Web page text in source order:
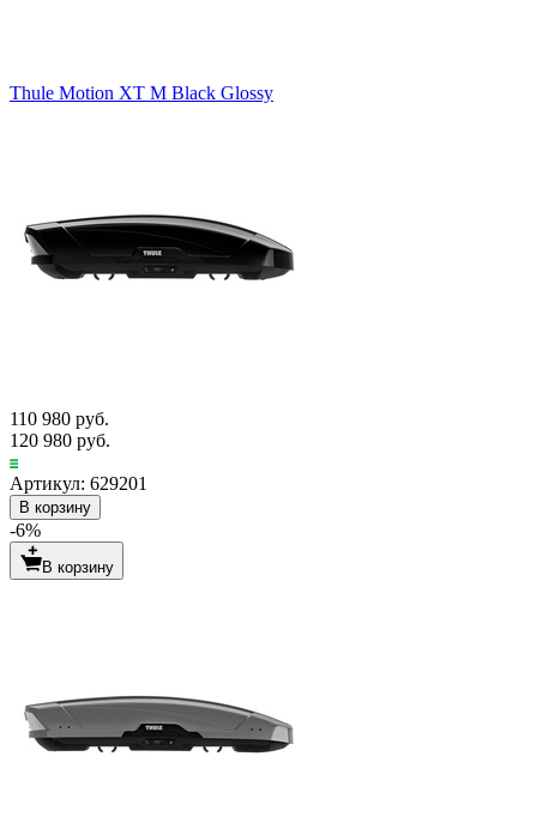
Thule Motion XT M Black Glossy
110 980 руб.
120 980 руб.
Артикул: 629201
В корзину
-6%
В корзину